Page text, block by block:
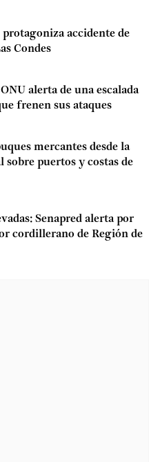
accidente de
Condes
alerta de una escalada
frenen sus ataques
mercantes desde la
sobre puertos y costas de
Senapred alerta por
cordillerano de Región de